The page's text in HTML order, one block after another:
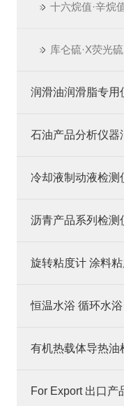
十六烷值·辛烷
库仑硫·X荧光
润滑油润滑脂专用
石油产品分析仪器
冷却液制动液检测
沥青产品系列检测
旋转粘度计 涂料
恒温水浴 循环水
有机热载体导热油
For Export 出口产